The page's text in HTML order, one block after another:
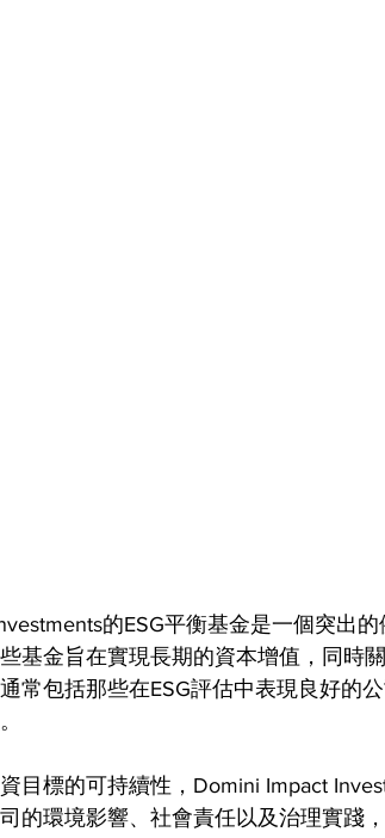
的ESG平衡基金是一個突出
基金旨在實現長期的資本增值，同時
常包括那些在ESG評估中表現良好的
目標的可持續性，Domini Impact
的環境影響、社會責任以及治理實踐